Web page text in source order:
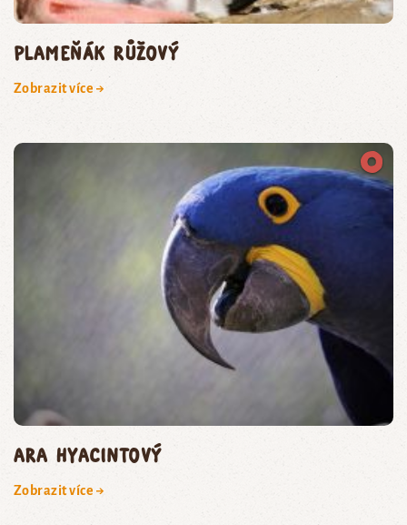
plameňák růžový
Zobrazit více →
ara hyacintový
Zobrazit více →